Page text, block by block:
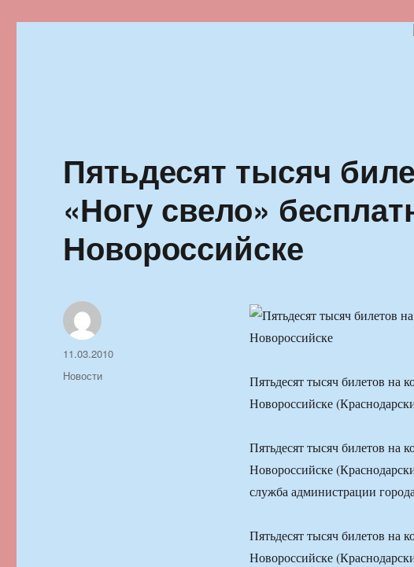
Пятьдесят тысяч
«Ногу свело»
Новороссийске
Пятьдесят тысяч билетов на
Новороссийске
Пятьдесят тысяч билетов на
Новороссийске
служба администрации
Пятьдесят тысяч билетов на
Новороссийске
Автор
Опубликовано
11.03.2010
Рубрики
Новости